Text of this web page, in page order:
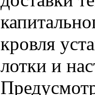
кровля
лотки и